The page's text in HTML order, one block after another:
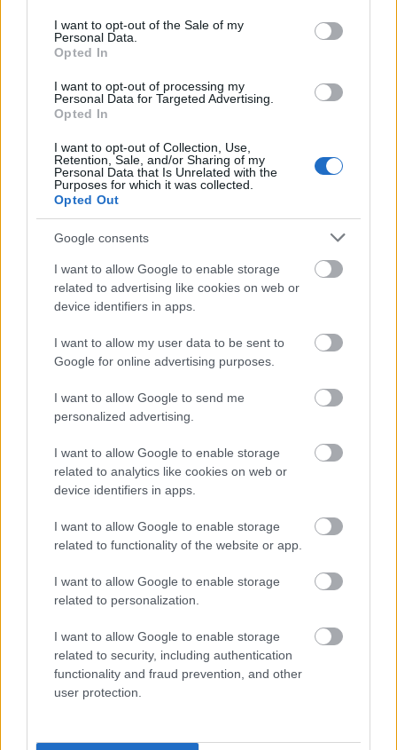
consent section.
I want to opt-out of the Sale of my
Personal Data.
Opted In
I want to opt-out of processing my
Personal Data for Targeted Advertising.
Opted In
I want to opt-out of Collection, Use,
Retention, Sale, and/or Sharing of my
Personal Data that Is Unrelated with the
Purposes for which it was collected.
Opted Out
Google consents
I want to allow Google to enable storage
related to advertising like cookies on web or
device identifiers in apps.
I want to allow my user data to be sent to
Google for online advertising purposes.
I want to allow Google to send me
personalized advertising.
I want to allow Google to enable storage
related to analytics like cookies on web or
device identifiers in apps.
I want to allow Google to enable storage
related to functionality of the website or app.
I want to allow Google to enable storage
related to personalization.
I want to allow Google to enable storage
related to security, including authentication
functionality and fraud prevention, and other
user protection.
Η OpenAI σταματά το μοντέλο Astra που έλυσε 10
μαθηματικά αινίγματα δεκαετιών
Ζώδια Σήμερα 9/8: Συναισθηματικές εντάσεις και
μικρά παράπονα!